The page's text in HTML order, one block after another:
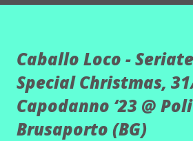
Caballo Loco -
Special Christmas,
Capodanno ‘23 @
Brusaporto (BG)